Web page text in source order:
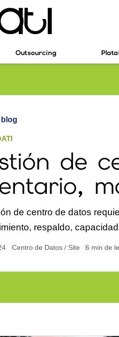
Outsourcing
blog
de
de centro de datos
respaldo,
Centro de Datos / Site 6 min de